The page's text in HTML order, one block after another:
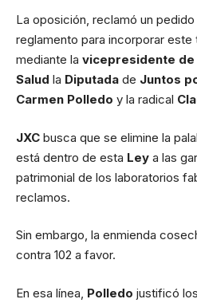
La oposición, reclamó un
reglamento para incorporar este
mediante la vicepresidente de
Salud la Diputada de Juntos
Carmen Polledo y la radical
JXC busca que se elimine la
está dentro de esta Ley a las
patrimonial de los laboratorios
reclamos.
Sin embargo, la enmienda
contra 102 a favor.
En esa línea, Polledo justificó